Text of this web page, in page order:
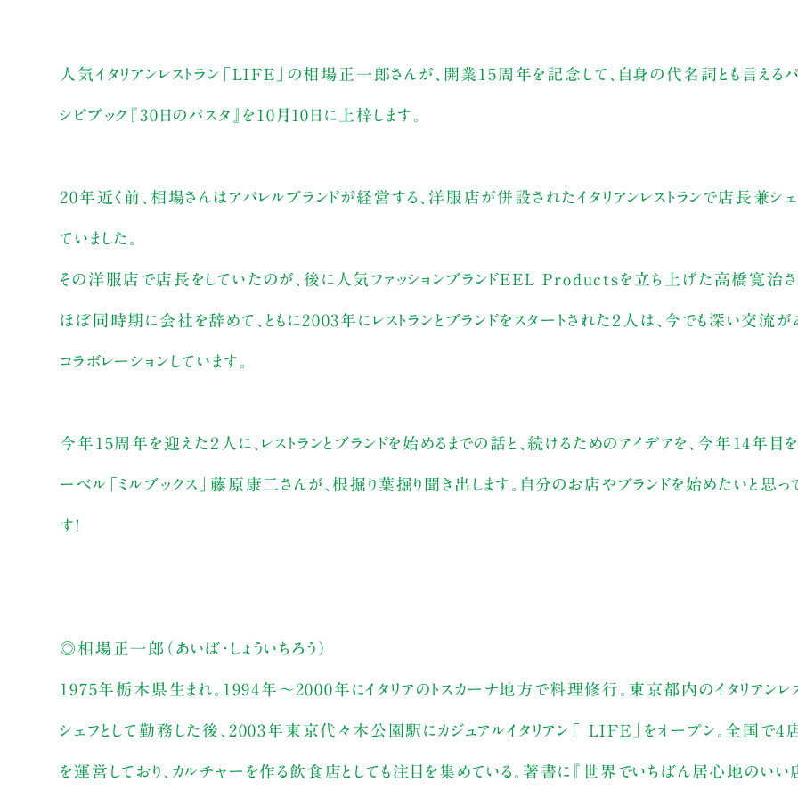
人気イタリアンレストラン「LIFE」の相場正一郎さんが、開業15周年を記念して、自身の代名詞とも言えるパ
シピブック『30日のパスタ』を10月10日に上梓します。
20年近く前、相場さんはアパレルブランドが経営する、洋服店が併設されたイタリアンレストランで店長兼シ
ていました。
その洋服店で店長をしていたのが、後に人気ファッションブランドEEL Productsを立ち上げた高橋寛治さ
ほぼ同時期に会社を辞めて、ともに2003年にレストランとブランドをスタートされた２人は、今でも深い交流が
コラボレーションしています。
今年15周年を迎えた２人に、レストランとブランドを始めるまでの話と、続けるためのアイデアを、今年14年目
ーベル「ミルブックス」藤原康二さんが、根掘り葉掘り聞き出します。自分のお店やブランドを始めたいと思っ
す！
◎相場正一郎（あいば・しょういちろう）
1975年栃木県生まれ。1994年～2000年にイタリアのトスカーナ地方で料理修行。東京都内のイタリアンレ
シェフとして勤務した後、2003年東京代々木公園駅にカジュアルイタリアン「 LIFE」をオープン。全国で４
を運営しており、カルチャーを作る飲食店としても注目を集めている。著書に『世界でいちばん居心地のいい店